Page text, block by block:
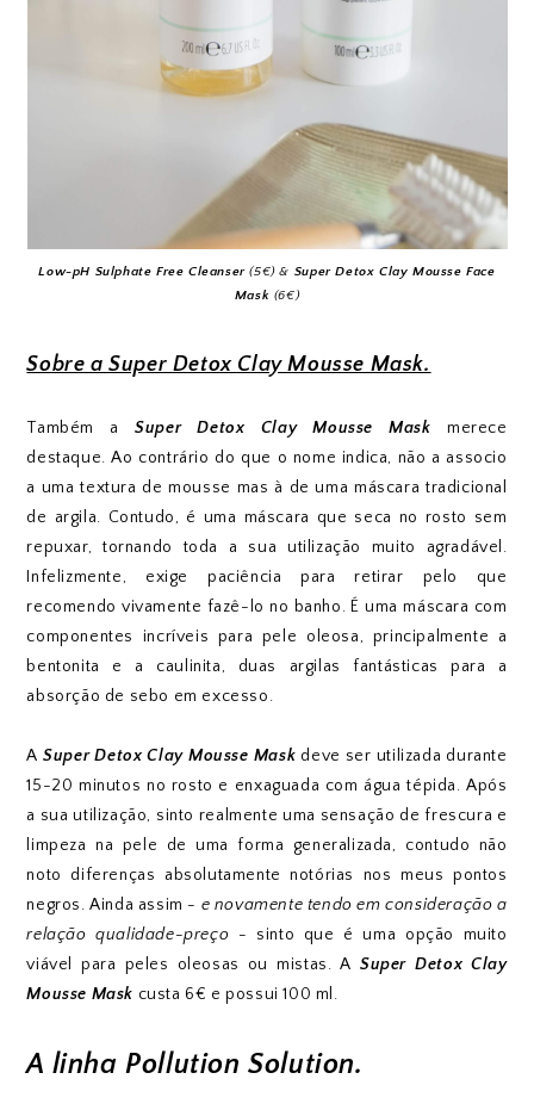
Low-pH Sulphate Free Cleanser(5€) & Super Detox Clay Mousse Face
Mask (6€)
Sobre a Super Detox Clay Mousse Mask.
Também aSuper Detox Clay Mousse Mask merece
destaque. Ao contrário do que o nome indica, não a associo
a uma textura de mousse mas à de uma máscara tradicional
de argila. Contudo, é uma máscara que seca no rosto sem
repuxar, tornando toda a sua utilização muito agradável.
Infelizmente, exige paciência para retirar pelo que
recomendo vivamente fazê-lo no banho. É uma máscara com
componentes incríveis para pele oleosa, principalmente a
bentonita e a caulinita, duas argilas fantásticas para a
absorção de sebo em excesso.
ASuper Detox Clay Mousse Mask deve ser utilizada durante
15-20 minutos no rosto e enxaguada com água tépida. Após
a sua utilização, sinto realmente uma sensação de frescura e
limpeza na pele de uma forma generalizada, contudo não
noto diferenças absolutamente notórias nos meus pontos
negros. Ainda assim - e novamente tendo em consideração a
relação qualidade-preço - sinto que é uma opção muito
viável para peles oleosas ou mistas. ASuper Detox Clay
Mousse Mask custa 6€ e possui 100 ml.
A linha Pollution Solution.